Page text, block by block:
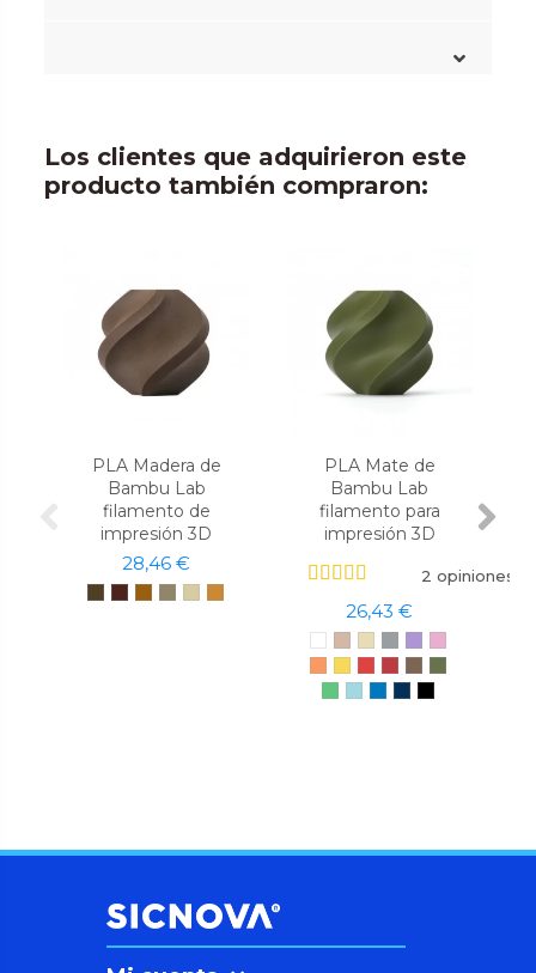
Los clientes que adquirieron este
producto también compraron:
PLA Madera de
Bambu Lab
filamento de
impresión 3D
28,46 €
PLA Mate de
Bambu Lab
filamento para
impresión 3D
2 opiniones
26,43 €